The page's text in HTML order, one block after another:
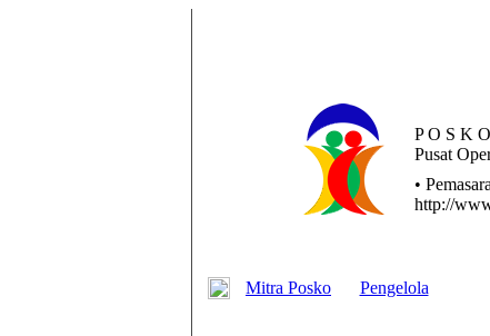
P O S K O
Pusat
•
http://
Mitra Posko Pengelola